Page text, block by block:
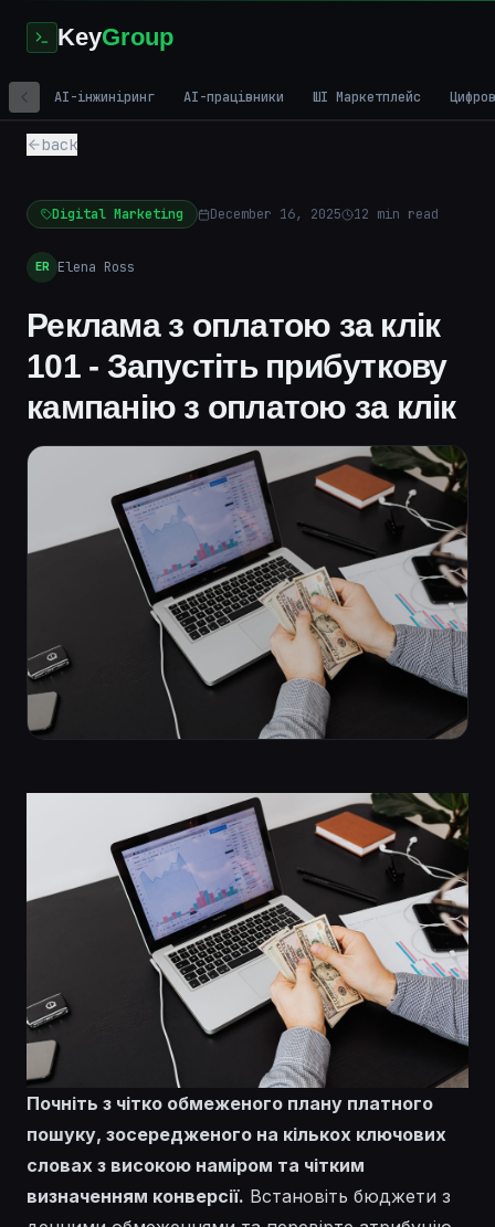
KeyGroup
AI-інжиніринг AI-працівники ШІ Маркетплейс
back
Digital Marketing December 16, 2025 12 min read
ER Elena Ross
Реклама з оплатою за клік
101 - Запустіть прибуткову
кампанію з оплатою за клік
Почніть з чітко обмеженого плану платного
пошуку, зосередженого на кількох ключових
словах з високою наміром та чітким
визначенням конверсії. Встановіть бюджети з